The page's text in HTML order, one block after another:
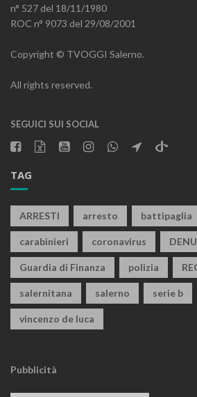
n° 527 del 18/11/1980
ROC n° 9073 del 29/08/2001
Copyright © TVOGGI Salerno.
All rights reserved.
SEGUICI SUI SOCIAL
TAG
ARRESTI arresto battipaglia
carabinieri coronavirus
Guardia di Finanza polizia
salernitana salerno serie b
vincenzo de luca
Pubblicità